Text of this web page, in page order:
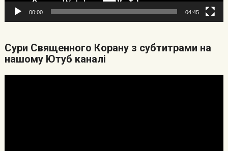
00:00 04:45
Cури Священного Корану з субтитрами на
нашому Ютуб каналі